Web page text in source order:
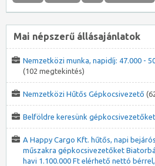
Mai népszerű állásajánlatok
Nemzetközi munka, napidíj: 47.000 -
(102 megtekintés)
Nemzetközi Hűtős Gépkocsivezető
Belföldre keresünk gépkocsivezetőket
A Happy Cargo Kft. hűtős, napi
műszakra gépkocsivezetőket
havi 1.100.000 Ft elérhető nettó